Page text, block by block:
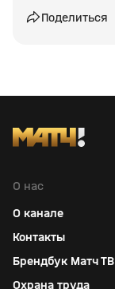
Поделиться
О нас
О канале
Контакты
Брендбук Матч ТВ
Охрана труда